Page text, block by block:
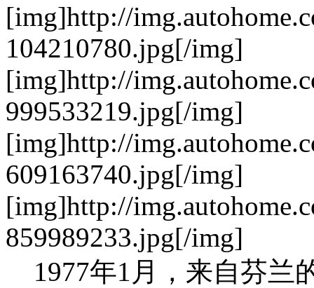
[img]http://
104210780.jpg[/img]
[img]http://
999533219.jpg[/img]
[img]http://
609163740.jpg[/img]
[img]http://
859989233.jpg[/img]
1977年1月，来自芬兰